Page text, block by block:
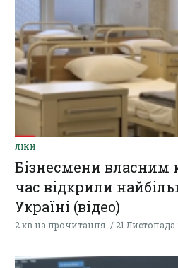
ЛІКИ
Бізнесмени власним
час відкрили
Україні (відео)
2 хв на прочитання 21 Листопада